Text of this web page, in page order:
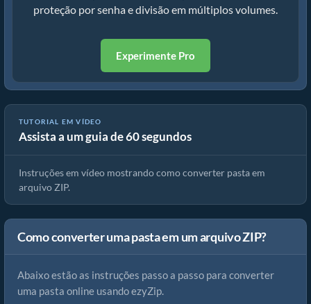
proteção por senha e divisão em múltiplos volumes.
Experimente Pro
TUTORIAL EM VÍDEO
Assista a um guia de 60 segundos
Como Converter Pasta para Arquivo ZIP
Instruções em vídeo mostrando como converter pasta em
arquivo ZIP.
Como converter uma pasta em um arquivo ZIP?
Abaixo estão as instruções passo a passo para converter
uma pasta online usando ezyZip.